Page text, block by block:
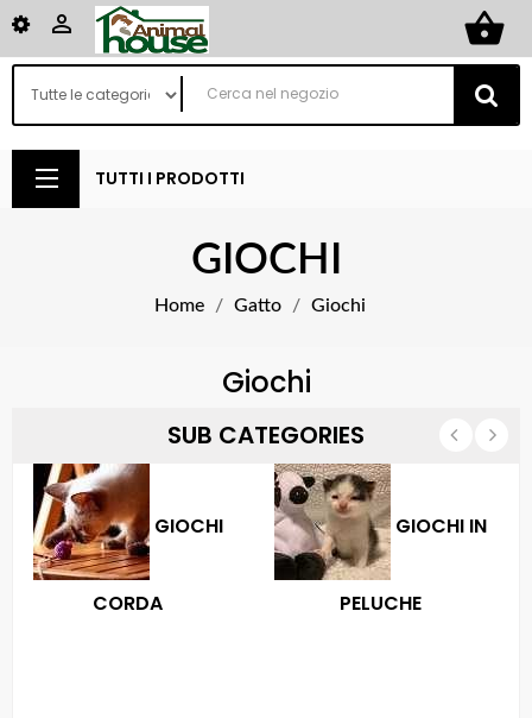
shopping_basket

TUTTI I PRODOTTI
GIOCHI
Home Gatto Giochi
Giochi
SUB CATEGORIES
GIOCHI
CORDA
GIOCHI IN
PELUCHE